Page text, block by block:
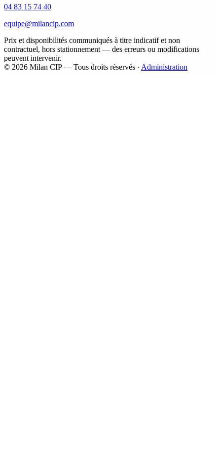
04 83 15 74 40
equipe@milancip.com
Prix et disponibilités communiqués à titre indicatif et non
contractuel, hors stationnement — des erreurs ou modifications
peuvent intervenir.
© 2026 Milan CIP — Tous droits réservés · Administration